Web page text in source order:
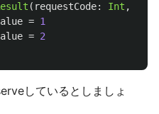
( requestCode: Int ,
= 1
= 2
しているとしましょ